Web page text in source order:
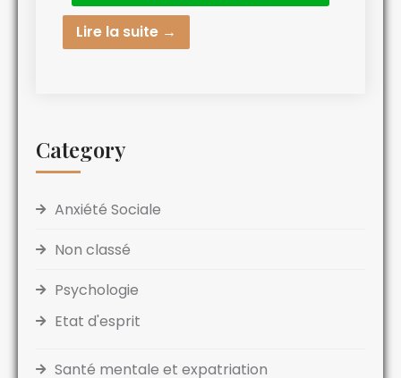
Lire la suite →
Category
Anxiété Sociale
Non classé
Psychologie
Etat d'esprit
Santé mentale et expatriation